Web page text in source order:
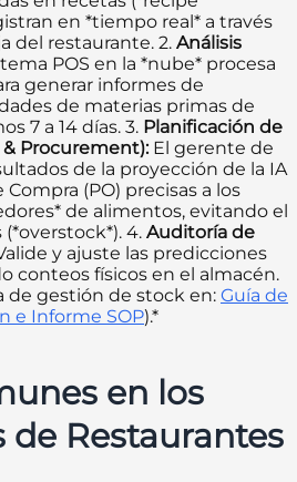
en *tiempo real* a través
del restaurante. 2. Análisis
POS en la *nube* procesa
generar informes de
de materias primas de
7 a 14 días. 3. Planificación de
Procurement):El gerente de
de la proyección de la IA
(PO) precisas a los
de alimentos, evitando el
4. Auditoría de
y ajuste las predicciones
conteos físicos en el almacén.
de gestión de stock en: Guía de
e Informe SOP).*
en los
de Restaurantes